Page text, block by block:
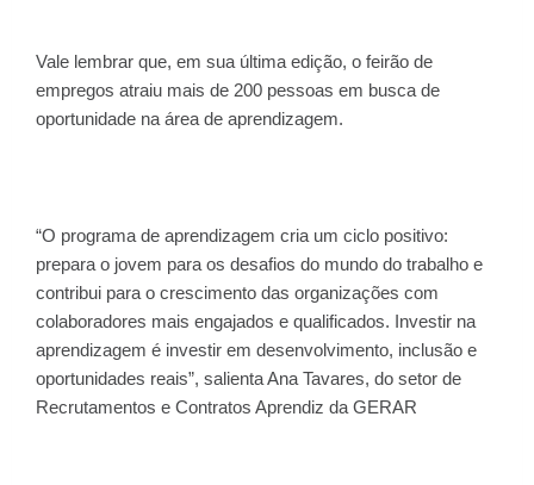
Vale lembrar que, em sua última edição, o feirão de
empregos atraiu mais de 200 pessoas em busca de
oportunidade na área de aprendizagem.
“O programa de aprendizagem cria um ciclo positivo:
prepara o jovem para os desafios do mundo do trabalho e
contribui para o crescimento das organizações com
colaboradores mais engajados e qualificados. Investir na
aprendizagem é investir em desenvolvimento, inclusão e
oportunidades reais”, salienta Ana Tavares, do setor de
Recrutamentos e Contratos Aprendiz da GERAR